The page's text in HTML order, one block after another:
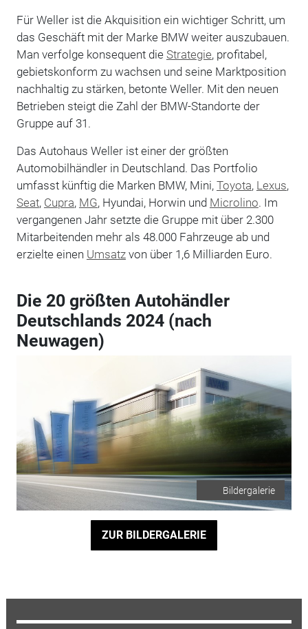
Für Weller ist die Akquisition ein wichtiger Schritt, um
das Geschäft mit der Marke BMW weiter auszubauen.
Man verfolge konsequent die Strategie, profitabel,
gebietskonform zu wachsen und seine Marktposition
nachhaltig zu stärken, betonte Weller. Mit den neuen
Betrieben steigt die Zahl der BMW-Standorte der
Gruppe auf 31.
Das Autohaus Weller ist einer der größten
Automobilhändler in Deutschland. Das Portfolio
umfasst künftig die Marken BMW, Mini, Toyota, Lexus,
Seat, Cupra, MG, Hyundai, Horwin und Microlino. Im
vergangenen Jahr setzte die Gruppe mit über 2.300
Mitarbeitenden mehr als 48.000 Fahrzeuge ab und
erzielte einen Umsatzvon über 1,6 Milliarden Euro.
Die 20 größten Autohändler
Deutschlands 2024 (nach
Neuwagen)
Bildergalerie
ZUR BILDERGALERIE